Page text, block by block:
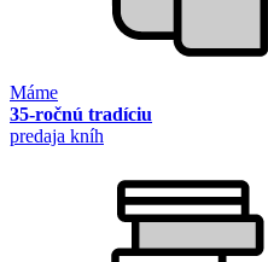
Máme
35-ročnú tradíciu
predaja kníh